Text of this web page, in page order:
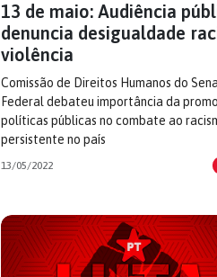
13 de maio: Audiência
denuncia desigualdade
violência
Comissão de Direitos Humanos do
Federal debateu importância da
políticas públicas no combate ao
persistente no país
13/05/2022